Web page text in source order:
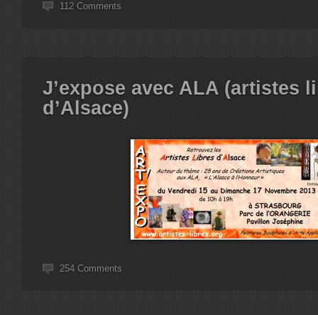
112 Comments
J’expose avec ALA (artistes
d’Alsace)
254 Comments